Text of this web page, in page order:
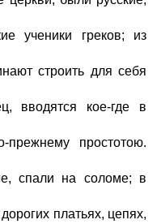
ученики греков; из
строить для себя
вводятся кое-где в
простотою.
спали на соломе; в
платьях, цепях,